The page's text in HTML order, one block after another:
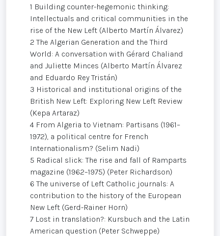
1 Building counter-hegemonic thinking:
Intellectuals and critical communities in the
rise of the New Left (Alberto Martín Álvarez)
2 The Algerian Generation and the Third
World: A conversation with Gérard Chaliand
and Juliette Minces (Alberto Martín Álvarez
and Eduardo Rey Tristán)
3 Historical and institutional origins of the
British New Left: Exploring New Left Review
(Kepa Artaraz)
4 From Algeria to Vietnam: Partisans (1961–
1972), a political centre for French
Internationalism? (Selim Nadi)
5 Radical slick: The rise and fall of Ramparts
magazine (1962–1975) (Peter Richardson)
6 The universe of Left Catholic journals: A
contribution to the history of the European
New Left (Gerd-Rainer Horn)
7 Lost in translation?: Kursbuch and the Latin
American question (Peter Schweppe)